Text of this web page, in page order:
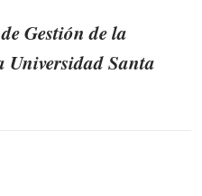
Gestión de la
Universidad Santa